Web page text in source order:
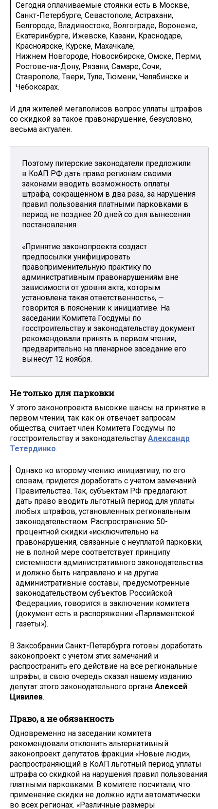
Сегодня оплачиваемые стоянки есть в Москве,
Санкт-Петербурге, Севастополе, Астрахани,
Белгороде, Владивостоке, Волгограде, Воронеже,
Екатеринбурге, Ижевске, Казани, Краснодаре,
Красноярске, Курске, Махачкале,
Нижнем Новгороде, Новосибирске, Омске, Перми,
Ростове-на-Дону, Рязани, Самаре, Сочи,
Ставрополе, Твери, Туле, Тюмени, Челябинске и
Чебоксарах.
И для жителей мегаполисов вопрос уплаты штрафов
со скидкой за такое правонарушение, безусловно,
весьма актуален.
Поэтому питерские законодатели предложили
в КоАП РФ дать право регионам своими
законами вводить возможность оплаты
штрафа, сокращенном в два раза, за нарушения
правил пользования платными парковками в
период не позднее 20 дней со дня вынесения
постановления.
«Принятие законопроекта создаст
предпосылки унифицировать
правоприменительную практику по
административным правонарушениям вне
зависимости от уровня акта, которым
установлена такая ответственность», —
говорится в пояснении к инициативе. На
заседании Комитета Госдумы по
госстроительству и законодательству документ
рекомендовали принять в первом чтении,
предварительно на пленарное заседание его
вынесут 12 ноября.
Не только для парковки
У этого законопроекта высокие шансы на принятие в
первом чтении, так как он отвечает запросам
общества, считает член Комитета Госдумы по
госстроительству и законодательствуАлександр
Тетердинко.
Однако ко второму чтению инициативу, по его
словам, придется доработать с учетом замечаний
Правительства. Так, субъектам РФ предлагают
дать право вводить льготный период для уплаты
любых штрафов, установленных региональным
законодательством. Распространение 50-
процентной скидки «исключительно на
правонарушения, связанные с неуплатой парковки,
не в полной мере соответствует принципу
системности административного законодательства
и должно быть направлено и на другие
административные составы, предусмотренные
законодательством субъектов Российской
Федерации», говорится в заключении комитета
(документ есть в распоряжении «Парламентской
газеты»).
В Заксобрании Санкт-Петербурга готовы доработать
законопроект с учетом этих замечаний и
распространить его действие на все региональные
штрафы, в свою очередь сказал нашему изданию
депутат этого законодательного органа Алексей
Цивилев.
Право, а не обязанность
Одновременно на заседании комитета
рекомендовали отклонить альтернативный
законопроект депутатов фракции «Новые люди»,
распространяющий в КоАП льготный период уплаты
штрафа со скидкой на нарушения правил пользования
платными парковками. В комитете посчитали, что
применение скидки не должно идти автоматически
во всех регионах. «Различные размеры